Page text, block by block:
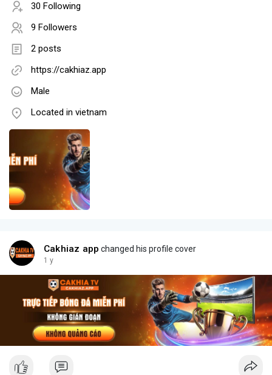
30 Following
9 Followers
2 posts
https://cakhiaz.app
Male
Located in vietnam
Cakhiaz app changed his profile cover
1 y